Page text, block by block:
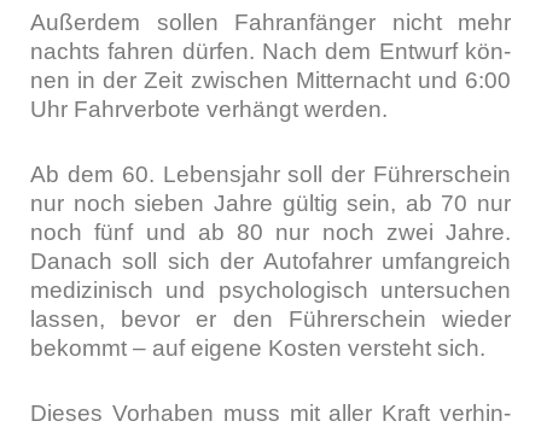
Außer­dem sol­len Fahr­an­fän­ger nicht mehr
nachts fah­ren dür­fen. Nach dem Ent­wurf kön­
nen in der Zeit zwi­schen Mit­ter­nacht und 6:00
Uhr Fahr­ver­bo­te ver­hängt wer­den.
Ab dem 60. Lebens­jahr soll der Füh­rer­schein
nur noch sie­ben Jah­re gül­tig sein, ab 70 nur
noch fünf und ab 80 nur noch zwei Jah­re.
Danach soll sich der Auto­fah­rer umfang­reich
medi­zi­nisch und psy­cho­lo­gisch unter­su­chen
las­sen, bevor er den Füh­rer­schein wie­der
bekommt – auf eige­ne Kos­ten ver­steht sich.
Die­ses Vor­ha­ben muss mit aller Kraft ver­hin­